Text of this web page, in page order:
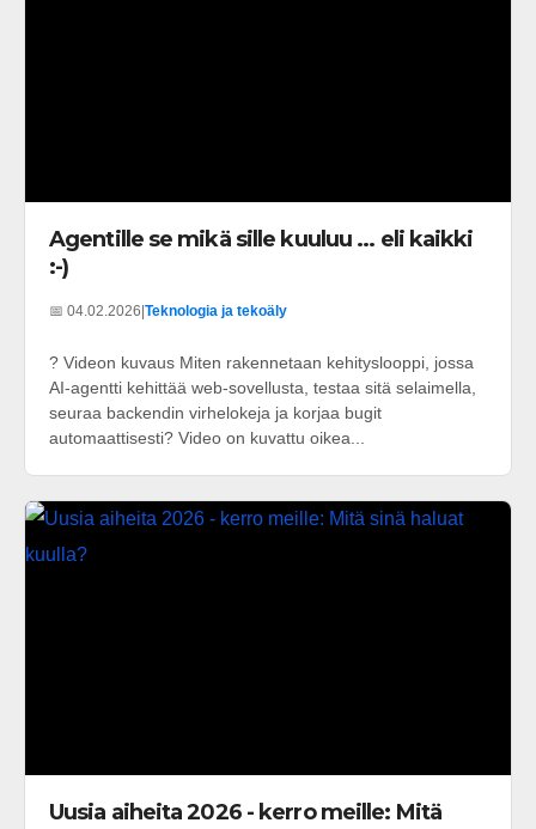
Agentille se mikä sille kuuluu ... eli kaikki
:-)
📅 04.02.2026 Teknologia ja tekoäly
? Videon kuvaus Miten rakennetaan kehityslooppi, jossa
AI-agentti kehittää web-sovellusta, testaa sitä selaimella,
seuraa backendin virhelokeja ja korjaa bugit
automaattisesti? Video on kuvattu oikea...
Uusia aiheita 2026 - kerro meille: Mitä